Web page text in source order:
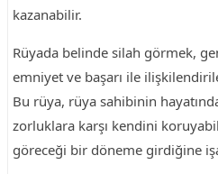
kazanabilir.
Rüyada belinde silah görmek,
emniyet ve başarı ile
Bu rüya, rüya sahibinin
zorluklara karşı kendini
göreceği bir döneme girdiğine